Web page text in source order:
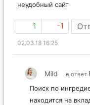
неудобный сайт
1 -1
02.03.18 16:25
Mild в ответ
Поиск по
находится на